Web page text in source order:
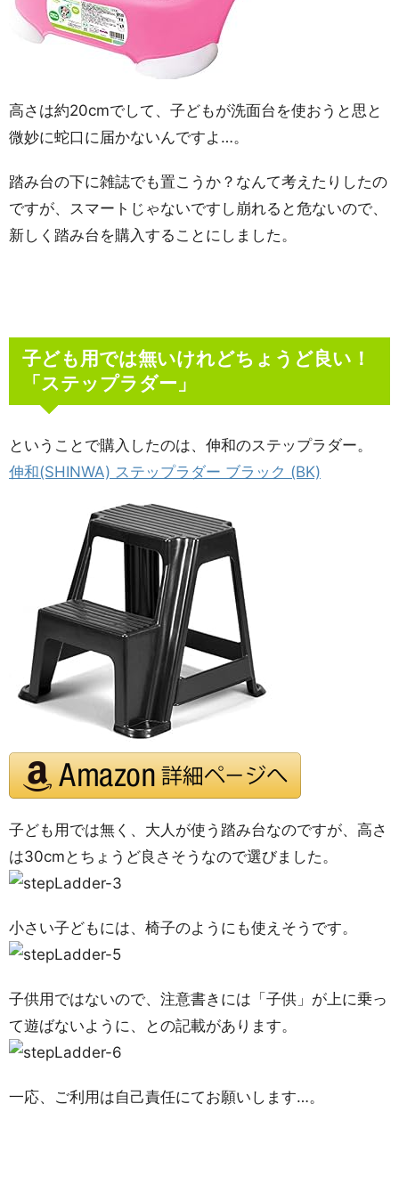
高さは約20cmでして、子どもが洗面台を使おうと思と
微妙に蛇口に届かないんですよ…。
踏み台の下に雑誌でも置こうか？なんて考えたりしたの
ですが、スマートじゃないですし崩れると危ないので、
新しく踏み台を購入することにしました。
子ども用では無いけれどちょうど良い！
「ステップラダー」
ということで購入したのは、伸和のステップラダー。
伸和(SHINWA) ステップラダー ブラック (BK)
子ども用では無く、大人が使う踏み台なのですが、高さ
は30cmとちょうど良さそうなので選びました。
小さい子どもには、椅子のようにも使えそうです。
子供用ではないので、注意書きには「子供」が上に乗っ
て遊ばないように、との記載があります。
一応、ご利用は自己責任にてお願いします…。